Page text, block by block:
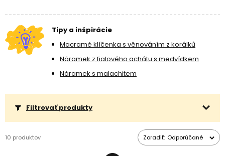
našej ponuke môžete vyberať z viacerých rôznych farieb a
deti, pretože pri tvorbe šperkov nebudete potrebovať žiadne
ani ďalšie pomôcky či komponenty.TIP: Ukončenie náramku
uzlíkom by malo stačiť, pre istotu ale odporúčame pokvapkať spoj
gélového sekundového lepidla.
Tipy a inšpirácie
Macramé klíčenka s věnováním z korálků
Náramek z fialového achátu s medvídkem
Náramek s malachitem
Filtrovať produkty
10 produktov Zoradiť: Odporúčané